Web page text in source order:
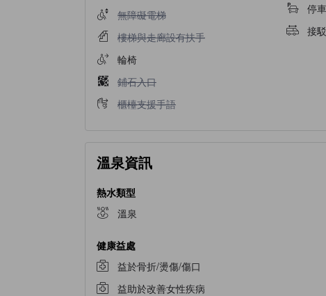
不提供無障礙電梯
無障礙電梯
不提供樓梯與走廊設有扶手
樓梯與走廊設有扶手
輪椅
不提供鋪石入口
鋪石入口
不提供櫃檯支援手語
櫃檯支援手語
停
接
溫泉資訊
熱水類型
溫泉
健康益處
益於骨折/燙傷/傷口
益助於改善女性疾病